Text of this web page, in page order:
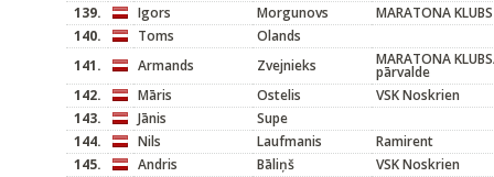
139.
Igors Morgunovs
MARATONA KLUBS
140.
Toms
Olands
141.
Armands Zvejnieks MARATONA
pārvalde
142.
Māris Ostelis
VSK Noskrien
143.
Jānis
Supe
144.
Nils Laufmanis
Ramirent
145.
Andris Bāliņš
VSK Noskrien